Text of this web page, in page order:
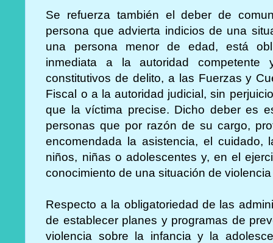
Se refuerza también el deber de
persona que advierta indicios de una
una persona menor de edad, está
inmediata a la autoridad
constitutivos de delito, a las Fuerzas y
Fiscal o a la autoridad judicial, sin
que la víctima precise. Dicho deber es
personas que por razón de su cargo,
encomendada la asistencia, el cuidado,
niños, niñas o adolescentes y, en el
conocimiento de una situación de
Respecto a la obligatoriedad de las
de establecer planes y programas de
violencia sobre la infancia y la